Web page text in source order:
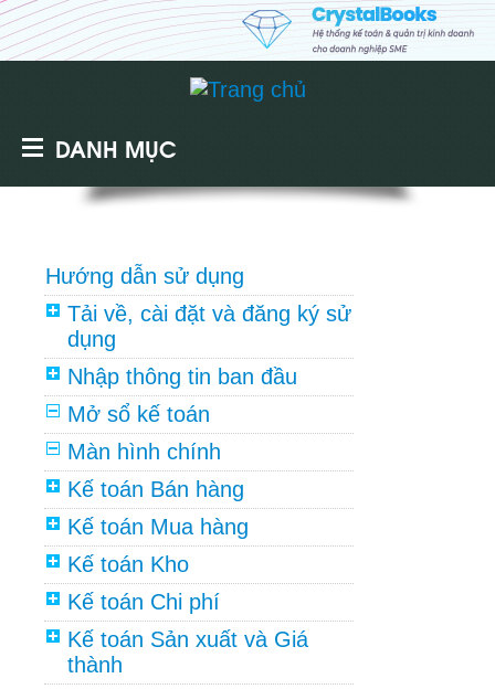
DANH MỤC
Hướng dẫn sử dụng
Tải về, cài đặt và đăng ký sử
dụng
Nhập thông tin ban đầu
Mở sổ kế toán
Màn hình chính
Kế toán Bán hàng
Kế toán Mua hàng
Kế toán Kho
Kế toán Chi phí
Kế toán Sản xuất và Giá
thành